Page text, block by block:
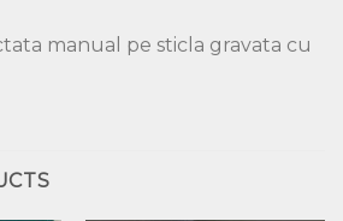
manual pe sticla gravata cu